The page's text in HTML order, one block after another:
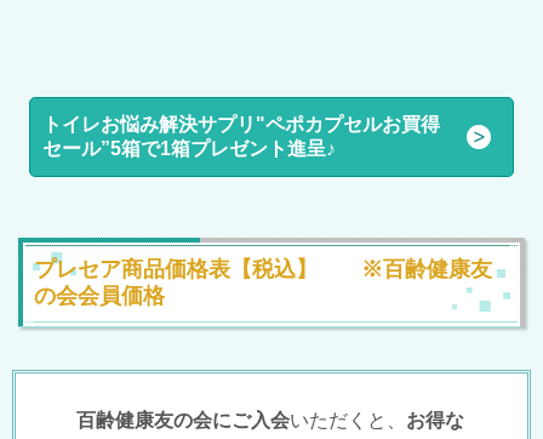
トイレお悩み解決サプリ"ペポカプセルお買得
セール”5箱で1箱プレゼント進呈♪
プレセア商品価格表 【税込】
※百齢健康友
の会会員価格
百齢健康友の会にご入会いただくと、 お得な